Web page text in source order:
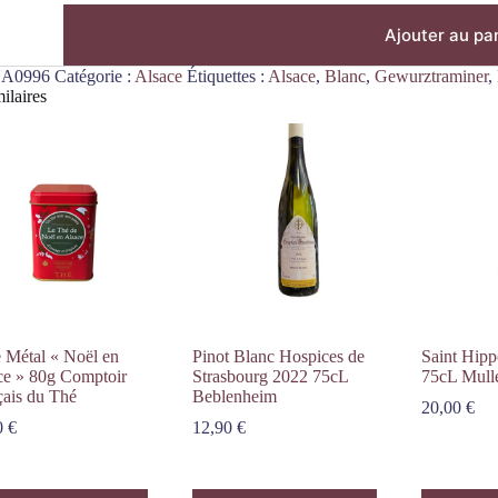
Ajouter au
Catégorie : Alsace Étiquettes : Alsace, Blanc, Gewurztraminer,
Métal « Noël en
» 80g Comptoir
du Thé
€
Pinot Blanc Hospices de
Strasbourg 2022 75cL
Beblenheim
12,90€
Saint
75cL
20,00€